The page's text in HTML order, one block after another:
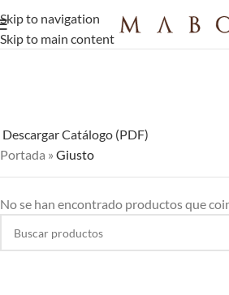
Skip to navigation
Skip to main content
Descargar Catálogo (PDF)
Portada » Giusto
No se han encontrado productos que